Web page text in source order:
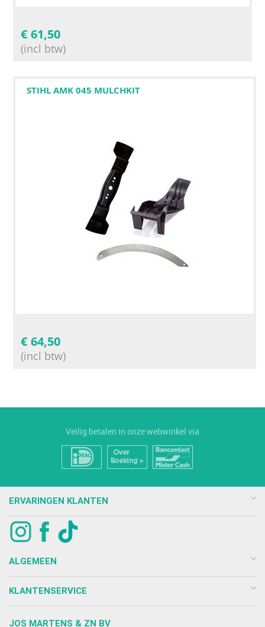
€ 61,50
(incl btw)
STIHL AMK 045 MULCHKIT
€ 64,50
(incl btw)
Veilig betalen in onze webwinkel via
ERVARINGEN KLANTEN
ALGEMEEN
KLANTENSERVICE
JOS MARTENS & ZN BV